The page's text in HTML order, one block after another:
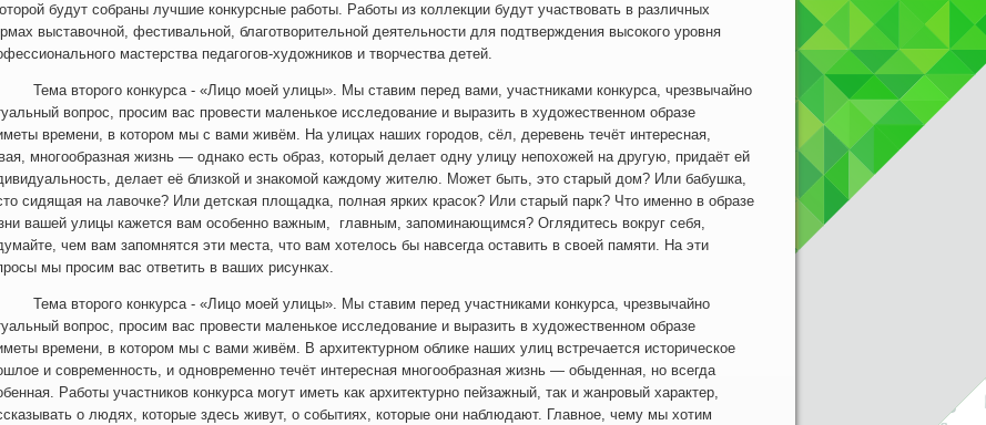
будут собраны лучшие конкурсные работы. Работы из коллекции будут участвовать в различных
выставочной, фестивальной, благотворительной деятельности для подтверждения высокого уровня
мастерства педагогов-художников и творчества детей.
второго конкурса - «Лицо моей улицы». Мы ставим перед вами, участниками конкурса, чрезвычайно
вопрос, просим вас провести маленькое исследование и выразить в художественном образе
времени, в котором мы с вами живём. На улицах наших городов, сёл, деревень течёт интересная,
многообразная жизнь — однако есть образ, который делает одну улицу непохожей на другую, придаёт ей
делает её близкой и знакомой каждому жителю. Может быть, это старый дом? Или бабушка,
сидящая на лавочке? Или детская площадка, полная ярких красок? Или старый парк? Что именно в образе
вашей улицы кажется вам особенно важным, главным, запоминающимся? Оглядитесь вокруг себя,
чем вам запомнятся эти места, что вам хотелось бы навсегда оставить в своей памяти. На эти
мы просим вас ответить в ваших рисунках.
второго конкурса - «Лицо моей улицы». Мы ставим перед участниками конкурса, чрезвычайно
вопрос, просим вас провести маленькое исследование и выразить в художественном образе
времени, в котором мы с вами живём. В архитектурном облике наших улиц встречается историческое
и современность, и одновременно течёт интересная многообразная жизнь — обыденная, но всегда
Работы участников конкурса могут иметь как архитектурно пейзажный, так и жанровый характер,
о людях, которые здесь живут, о событиях, которые они наблюдают. Главное, чему мы хотим